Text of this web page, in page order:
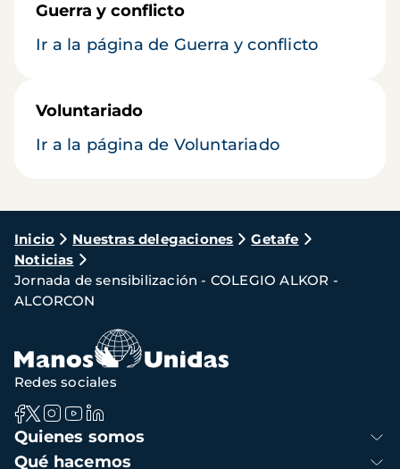
Guerra y conflicto
Ir a la página de Guerra y conflicto
Voluntariado
Ir a la página de Voluntariado
Ruta
de
navegación
Inicio Nuestras delegaciones
Getafe
Noticias
Jornada de sensibilización - COLEGIO ALKOR -
ALCORCON
Navegación
principal
Quienes somos
Qué hacemos
Redes sociales